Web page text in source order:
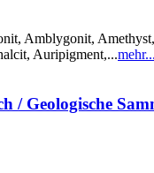
Amblygonit,
Auripigment,...mehr...
/ Geologische